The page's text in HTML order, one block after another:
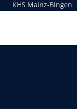
KHS Mainz-Bingen